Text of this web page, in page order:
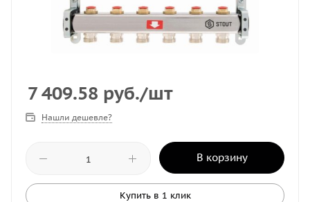
7 409.58 руб./шт
Нашли дешевле?
В корзину
Купить в 1 клик